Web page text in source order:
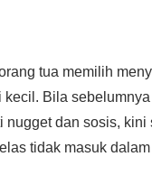
tua memilih
Bila
dan sosis,
tidak masuk